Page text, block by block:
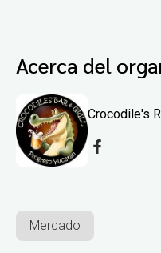
Acerca del
Crocodile's
Mercado